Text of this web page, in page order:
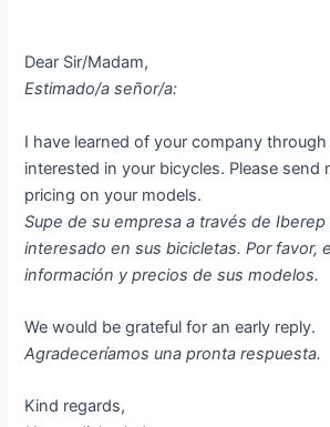
Dear Sir/Madam,
Estimado/a señor/a:
I have learned of your company
interested in your bicycles. Please send
pricing on your models.
Supe de su empresa a través de
interesado en sus bicicletas. Por favor,
información y precios de sus modelos.
We would be grateful for an early reply.
Agradeceríamos una pronta respuesta.
Kind regards,